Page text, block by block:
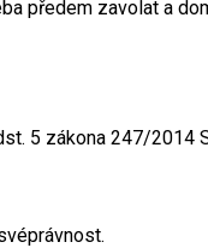
předem zavolat a
5 zákona 247/2014